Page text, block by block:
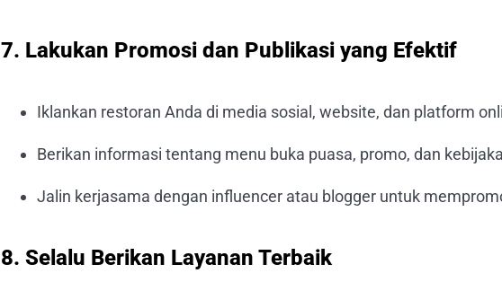
7. Lakukan Promosi dan Publikasi yang Efektif
Iklankan restoran Anda di media sosial, website, dan platform
Berikan informasi tentang menu buka puasa, promo, dan
Jalin kerjasama dengan influencer atau blogger untuk
8. Selalu Berikan Layanan Terbaik